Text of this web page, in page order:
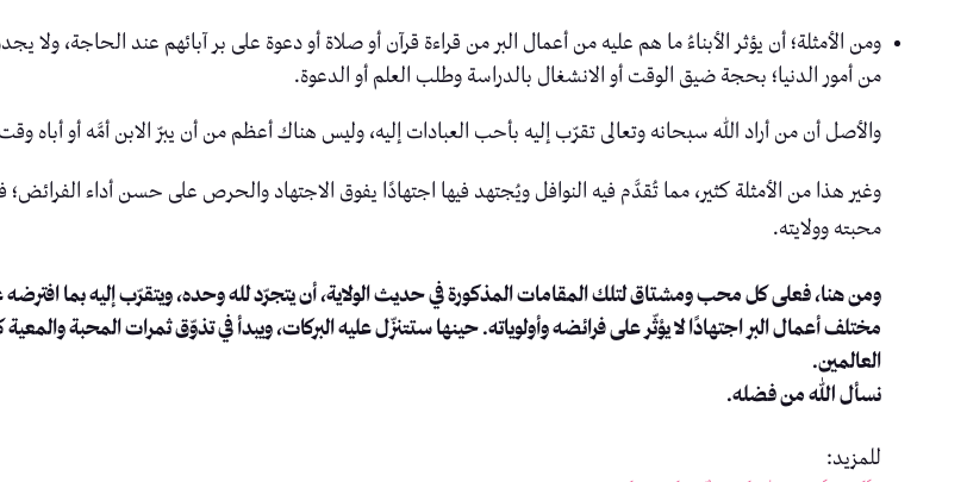
ومن الأمثلة؛ أن يؤثر الأبناءُ ما هم عليه من أعمال البر من قراءة قرآن أو صلاة أو دعوة على بر آبائهم عند الحاجة، ولا
من أمور الدنيا؛ بحجة ضيق الوقت أو الانشغال بالدراسة وطلب العلم أو الدعوة.
والأصل أن من أراد اللهَ سبحانه وتعالى تقرّب إليه بأحب العبادات إليه، وليس هناك أعظم من أن يبرّ الابن أمَّه أو أباه
وغير هذا من الأمثلة كثير، مما تُقدَّم فيه النوافل ويُجتهد فيها اجتهادًا يفوق الاجتهاد والحرص على حسن أداء
محبته وولايته.
ومن هنا، فعلى كل محب ومشتاق لتلك المقامات المذكورة في حديث الولاية، أن يتجرّد لله وحده، ويتقرّب إليه بما
مختلف أعمال البر اجتهادًا لا يؤثّر على فرائضه وأولوياته. حينها ستتنزّل عليه البركات، ويبدأ في تذوّق ثمرات المحبة
العالمين.
نسأل الله من فضله.
للمزيد: